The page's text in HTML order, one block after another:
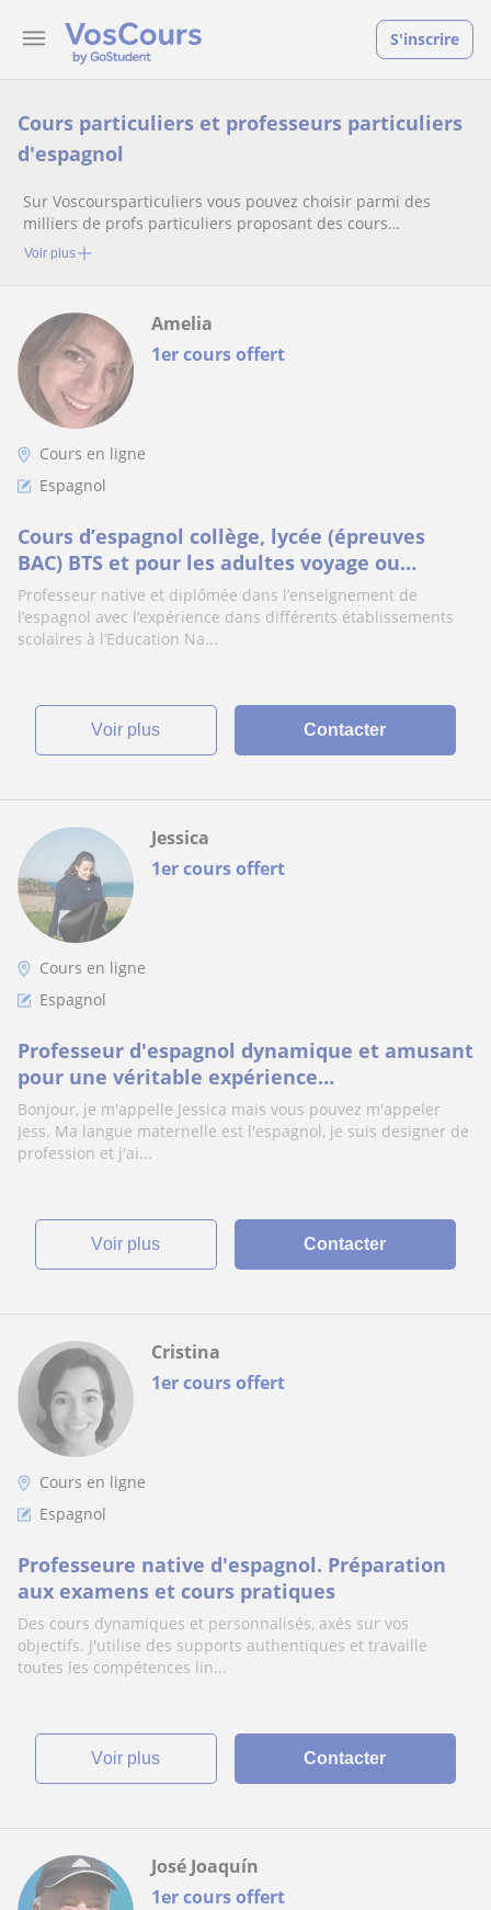
S'inscrire
Cours particuliers et professeurs particuliers
d'espagnol
Sur Voscoursparticuliers vous pouvez choisir parmi des
milliers de profs particuliers proposant des cours
particuliers
Voir plus
1er cours offert
Amelia
Cours en ligne
Espagnol
Cours d’espagnol collège, lycée (épreuves
BAC) BTS et pour les adultes voyage ou
entreprise. Progression à l’oral comme à
l’écrit
Professeur native et diplômée dans l’enseignement de
l’espagnol avec l’expérience dans différents établissements
scolaires à l’Education Na...
voir plus Contacter
1er cours offert
Jessica
Cours en ligne
Espagnol
Professeur d'espagnol dynamique et amusant
pour une véritable expérience
d'apprentissage
Bonjour, je m'appelle Jessica mais vous pouvez m'appeler
Jess. Ma langue maternelle est l'espagnol, je suis designer de
profession et j'ai...
voir plus Contacter
1er cours offert
Cristina
Cours en ligne
Espagnol
Professeure native d'espagnol. Préparation
aux examens et cours pratiques
Des cours dynamiques et personnalisés, axés sur vos
objectifs. J'utilise des supports authentiques et travaille
toutes les compétences lin...
voir plus Contacter
1er cours offert
José Joaquín